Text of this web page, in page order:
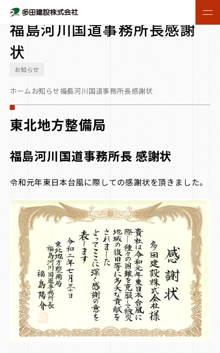
2020.07.30
福島河川国道事務所長感謝
状
お知らせ
ホーム お知らせ福島河川国道事務所長感謝状
東北地方整備局
福島河川国道事務所長 感謝状
令和元年東日本台風に際しての感謝状を頂きました。